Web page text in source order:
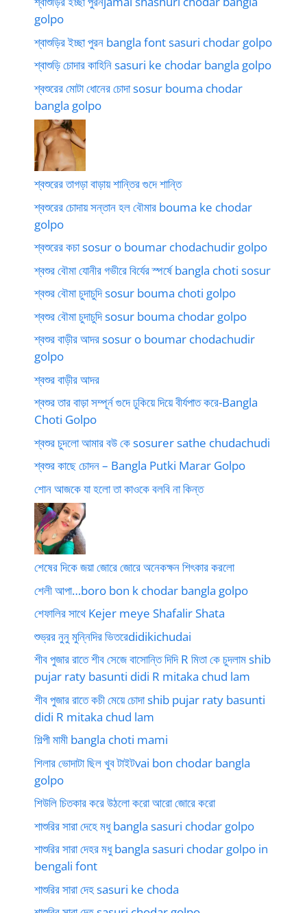
golpo
শ্বাশুড়ির ইচ্ছা পুরন bangla font sasuri chodar golpo
শ্বাশুড়ি চোদার কাহিনি sasuri ke chodar bangla golpo
শ্বশুরের মোটা ধোনের চোদা sosur bouma chodar
bangla golpo
শ্বশুরের তাগড়া বাড়ায় শান্তির গুদে শান্তি
শ্বশুরের চোদায় সন্তান হল বৌমার bouma ke chodar
golpo
শ্বশুরের কচা sosur o boumar chodachudir golpo
শ্বশুর বৌমা যোনীর গভীরে বির্যের স্পর্ষে bangla choti sosur
শ্বশুর বৌমা চুদাচুদি sosur bouma choti golpo
শ্বশুর বৌমা চুদাচুদি sosur bouma chodar golpo
শ্বশুর বাড়ীর আদর sosur o boumar chodachudir
golpo
শ্বশুর বাড়ীর আদর
শ্বশুর তার বাড়া সম্পূর্ন গুদে ঢুকিয়ে দিয়ে বীর্যপাত করে-Bangla
Choti Golpo
শ্বশুর চুদলো আমার বউ কে sosurer sathe chudachudi
শ্বশুর কাছে চোদন – Bangla Putki Marar Golpo
শোন আজকে যা হলো তা কাওকে বলবি না কিন্ত
শেষের দিকে জয়া জোরে জোরে অনেকক্ষন শিৎকার করলো
শেলী আপা…boro bon k chodar bangla golpo
শেফালির সাথে Kejer meye Shafalir Shata
শুভ্রর নুনু মুন্নিদির ভিতরেdidikichudai
শীব পুজার রাতে শীব সেজে বাসোন্তি দিদি R মিতা কে চুদলাম shib
pujar raty basunti didi R mitaka chud lam
শীব পুজার রাতে কচী মেয়ে চোদা shib pujar raty basunti
didi R mitaka chud lam
শিল্পী মামী bangla choti mami
শিলার ভোদাটা ছিল খুব টাইটvai bon chodar bangla
golpo
শিউলি চিতকার করে উঠলো করো আরো জোরে করো
শাশুরির সারা দেহে মধু bangla sasuri chodar golpo
শাশুরির সারা দেহর মধু bangla sasuri chodar golpo in
bengali font
শাশুরির সারা দেহ sasuri ke choda